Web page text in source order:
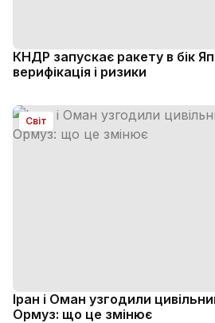
КНДР запускає ракету в бік
верифікація і ризики
Світ
Іран і Оман узгодили
Ормуз: що це змінює